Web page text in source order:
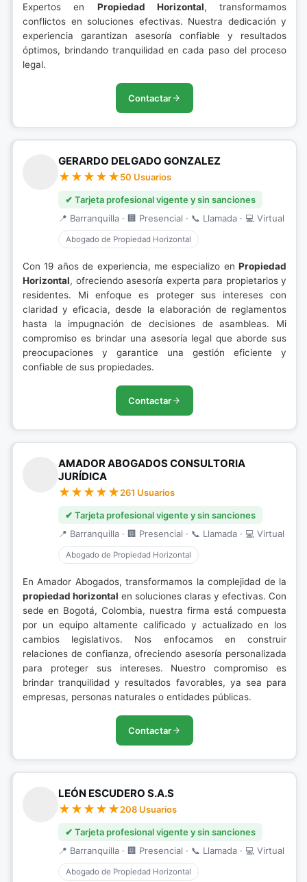
Expertos en Propiedad Horizontal, transformamos
conflictos en soluciones efectivas. Nuestra dedicación y
experiencia garantizan asesoría confiable y resultados
óptimos, brindando tranquilidad en cada paso del proceso
legal.
Contactar
GERARDO DELGADO GONZALEZ
50 Usuarios
✔ Tarjeta profesional vigente y sin sanciones
📍 Barranquilla · 🏢 Presencial · 📞 Llamada · 💻 Virtual
Abogado de Propiedad Horizontal
Con 19 años de experiencia, me especializo en Propiedad
Horizontal, ofreciendo asesoría experta para propietarios y
residentes. Mi enfoque es proteger sus intereses con
claridad y eficacia, desde la elaboración de reglamentos
hasta la impugnación de decisiones de asambleas. Mi
compromiso es brindar una asesoría legal que aborde sus
preocupaciones y garantice una gestión eficiente y
confiable de sus propiedades.
Contactar
AMADOR ABOGADOS CONSULTORIA
JURÍDICA
261 Usuarios
✔ Tarjeta profesional vigente y sin sanciones
📍 Barranquilla · 🏢 Presencial · 📞 Llamada · 💻 Virtual
Abogado de Propiedad Horizontal
En Amador Abogados, transformamos la complejidad de la
propiedad horizontal en soluciones claras y efectivas. Con
sede en Bogotá, Colombia, nuestra firma está compuesta
por un equipo altamente calificado y actualizado en los
cambios legislativos. Nos enfocamos en construir
relaciones de confianza, ofreciendo asesoría personalizada
para proteger sus intereses. Nuestro compromiso es
brindar tranquilidad y resultados favorables, ya sea para
empresas, personas naturales o entidades públicas.
Contactar
LEÓN ESCUDERO S.A.S
208 Usuarios
✔ Tarjeta profesional vigente y sin sanciones
📍 Barranquilla · 🏢 Presencial · 📞 Llamada · 💻 Virtual
Abogado de Propiedad Horizontal